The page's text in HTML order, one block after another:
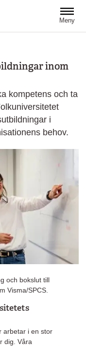
Meny
inom
kompetens och ta
i
behov.
och bokslut till
Visma/SPCS.
arbetar i en stor
dig. Våra